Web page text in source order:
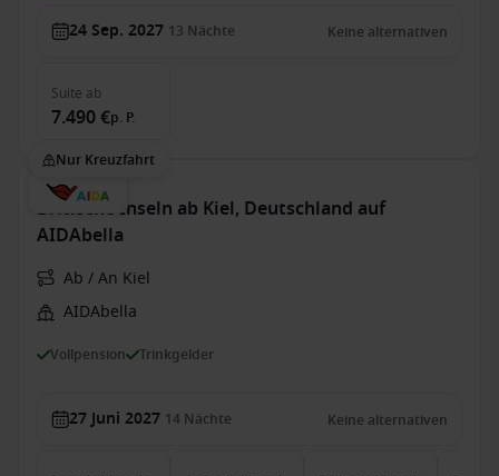
24 Sep. 2027 13 Nächte Keine alternativen
Suite ab
7.490 €p. P.
Nur Kreuzfahrt
Britische Inseln ab Kiel, Deutschland auf
AIDAbella
Ab / An Kiel
AIDAbella
Vollpension Trinkgelder
27 Juni 2027 14 Nächte Keine alternativen